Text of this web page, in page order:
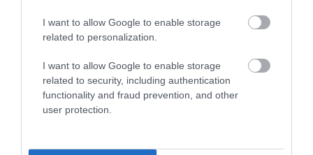
I want to allow Google to enable storage
related to personalization.
I want to allow Google to enable storage
related to security, including authentication
functionality and fraud prevention, and other
user protection.